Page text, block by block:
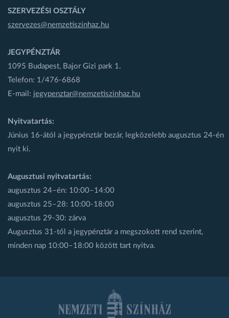
SZERVEZÉSI OSZTÁLY
szervezes@nemzetiszinhaz.hu
JEGYPÉNZTÁR
1095 Budapest, Bajor Gizi park 1.
Telefon: 1/476-6868
E-mail: jegypenztar@nemzetiszinhaz.hu
Nyitvatartás:
Június 16-ától a jegypénztár bezár, legközelebb augusztus 24-én
nyit ki.
Augusztusi nyitvatartás:
augusztus 24–én: 10:00–14:00
augusztus 25–28: 10:00-18:00
augusztus 29-30: zárva
Augusztus 31-től a jegypénztár a megszokott rend szerint,
minden nap 10:00–18:00 között tart nyitva.